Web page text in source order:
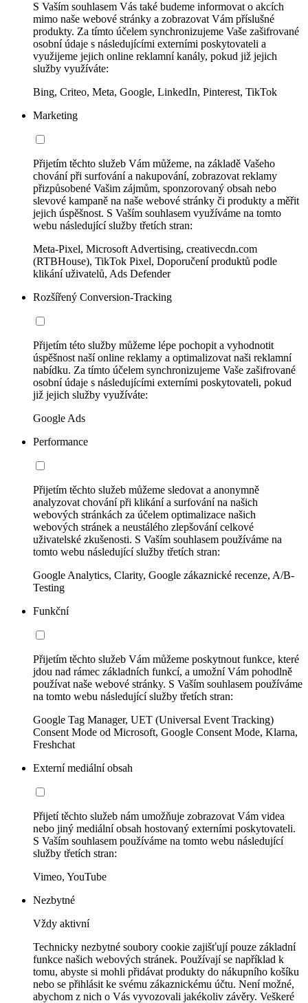
S Vaším souhlasem Vás také budeme informovat o akcích
mimo naše webové stránky a zobrazovat Vám příslušné
produkty. Za tímto účelem synchronizujeme Vaše zašifrované
osobní údaje s následujícími externími poskytovateli a
využijeme jejich online reklamní kanály, pokud již jejich
služby využíváte:
Bing, Criteo, Meta, Google, LinkedIn, Pinterest, TikTok
Marketing
Přijetím těchto služeb Vám můžeme, na základě Vašeho
chování při surfování a nakupování, zobrazovat reklamy
přizpůsobené Vašim zájmům, sponzorovaný obsah nebo
slevové kampaně na naše webové stránky či produkty a měřit
jejich úspěšnost. S Vaším souhlasem využíváme na tomto
webu následující služby třetích stran:
Meta-Pixel, Microsoft Advertising, creativecdn.com
(RTBHouse), TikTok Pixel, Doporučení produktů podle
klikání uživatelů, Ads Defender
Rozšířený Conversion-Tracking
Přijetím této služby můžeme lépe pochopit a vyhodnotit
úspěšnost naší online reklamy a optimalizovat naši reklamní
nabídku. Za tímto účelem synchronizujeme Vaše zašifrované
osobní údaje s následujícími externími poskytovateli, pokud
již jejich služby využíváte:
Google Ads
Performance
Přijetím těchto služeb můžeme sledovat a anonymně
analyzovat chování při klikání a surfování na našich
webových stránkách za účelem optimalizace našich
webových stránek a neustálého zlepšování celkové
uživatelské zkušenosti. S Vaším souhlasem používáme na
tomto webu následující služby třetích stran:
Google Analytics, Clarity, Google zákaznické recenze, A/B-
Testing
Funkční
Přijetím těchto služeb Vám můžeme poskytnout funkce, které
jdou nad rámec základních funkcí, a umožní Vám pohodlně
používat naše webové stránky. S Vaším souhlasem používáme
na tomto webu následující služby třetích stran:
Google Tag Manager, UET (Universal Event Tracking)
Consent Mode od Microsoft, Google Consent Mode, Klarna,
Freshchat
Externí mediální obsah
Přijetí těchto služeb nám umožňuje zobrazovat Vám videa
nebo jiný mediální obsah hostovaný externími poskytovateli.
S Vaším souhlasem používáme na tomto webu následující
služby třetích stran:
Vimeo, YouTube
Nezbytné
Vždy aktivní
Technicky nezbytné soubory cookie zajišťují pouze základní
funkce našich webových stránek. Používají se například k
tomu, abyste si mohli přidávat produkty do nákupního košíku
nebo se přihlásit ke svému zákaznickému účtu. Není možné,
abychom z nich o Vás vyvozovali jakékoliv závěry. Veškeré